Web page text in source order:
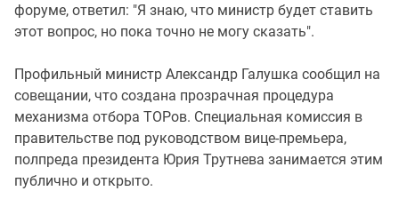
форуме, ответил: "Я знаю, что министр будет ставить
этот вопрос, но пока точно не могу сказать".
Профильный министр Александр Галушка сообщил на
совещании, что создана прозрачная процедура
механизма отбора ТОРов. Специальная комиссия в
правительстве под руководством вице-премьера,
полпреда президента Юрия Трутнева занимается этим
публично и открыто.